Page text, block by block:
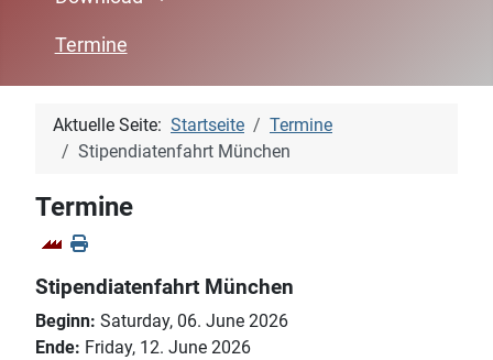
Termine
Aktuelle Seite: Startseite
Termine
Stipendiatenfahrt München
Termine
Stipendiatenfahrt München
Beginn: Saturday, 06. June 2026
Ende: Friday, 12. June 2026